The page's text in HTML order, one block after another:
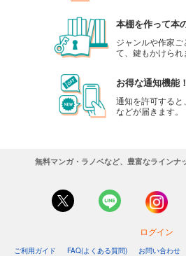
本棚を作って本
ジャンルや作家
て、鍵もかけられ
お得な通知機能！
通知を許可する
などが届きます。
無料マンガ・ラノベなど、豊富なラインナ
ログイン
ご利用ガイド FAQ(よくある質問) お問い合わせ